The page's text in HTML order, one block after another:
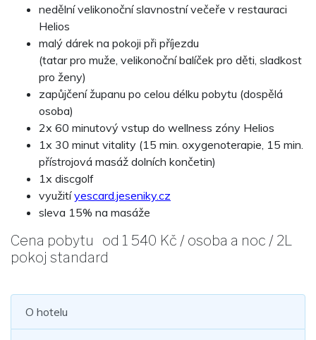
nedělní velikonoční slavnostní večeře v restauraci
Helios
malý dárek na pokoji při příjezdu
(tatar pro muže, velikonoční balíček pro děti, sladkost
pro ženy)
zapůjčení županu po celou délku pobytu (dospělá
osoba)
2x 60 minutový vstup do wellness zóny Helios
1x 30 minut vitality (15 min. oxygenoterapie, 15 min.
přístrojová masáž dolních končetin)
1x discgolf
využitíyescard.jeseniky.cz
sleva 15% na masáže
Cena pobytu od 1 540 Kč / osoba a noc / 2L
pokoj standard
O hotelu